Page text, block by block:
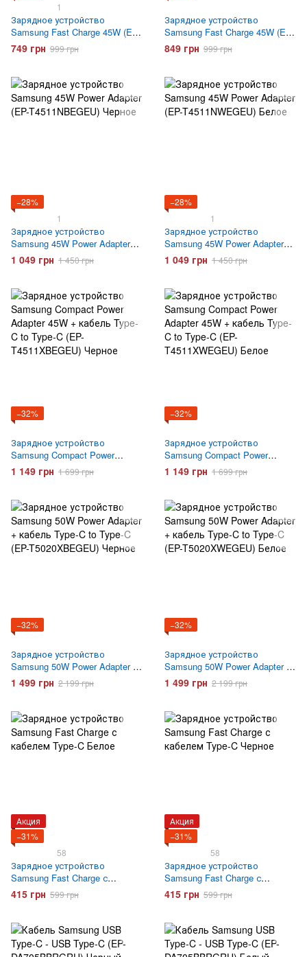
1
Зарядное устройство
Samsung Fast Charge 45W (EP-
TA845) Белое
749 грн 999 грн
Зарядное устройство
Samsung Fast Charge 45W (EP-
TA845) с кабелем Type-C
Белое
849 грн 999 грн
−28%
1
Зарядное устройство
Samsung 45W Power Adapter
(EP-T4511NBEGEU) Черное
1 049 грн 1 450 грн
−28%
1
Зарядное устройство
Samsung 45W Power Adapter
(EP-T4511NWEGEU) Белое
1 049 грн 1 450 грн
−32%
Зарядное устройство
Samsung Compact Power
Adapter 45W + кабель Type-C
to Type-C (EP-T4511XBEGEU)
1 149 грн 1 699 грн
−32%
Зарядное устройство
Samsung Compact Power
Adapter 45W + кабель Type-C
to Type-C (EP-T4511XWEGEU)
1 149 грн 1 699 грн
−32%
Зарядное устройство
Samsung 50W Power Adapter +
кабель Type-C to Type-C (EP-
T5020XBEGEU) Черное
1 499 грн 2 199 грн
−32%
Зарядное устройство
Samsung 50W Power Adapter +
кабель Type-C to Type-C (EP-
T5020XWEGEU) Белое
1 499 грн 2 199 грн
Акция
−31%
58
Зарядное устройство
Samsung Fast Charge с
кабелем Type-C Белое
415 грн 599 грн
Акция
−31%
58
Зарядное устройство
Samsung Fast Charge с
кабелем Type-C Черное
415 грн 599 грн